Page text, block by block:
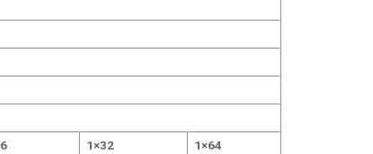
1×32 1×64